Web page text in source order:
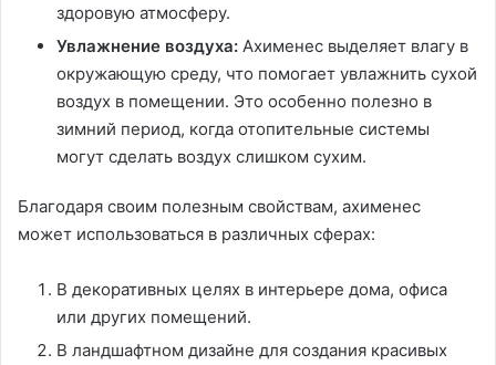
здоровую атмосферу.
Увлажнение воздуха: Ахименес выделяет влагу в
окружающую среду, что помогает увлажнить сухой
воздух в помещении. Это особенно полезно в
зимний период, когда отопительные системы
могут сделать воздух слишком сухим.
Благодаря своим полезным свойствам, ахименес
может использоваться в различных сферах:
В декоративных целях в интерьере дома, офиса
или других помещений.
В ландшафтном дизайне для создания красивых